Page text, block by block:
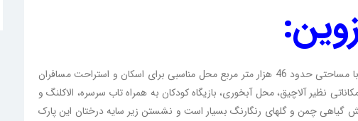
پارک الغدیر قزوین از پارک های قزوین است که با مساحتی حدود 46 هزار متر مربع محل مناسبی برای اسکان و استراحت مسافران
نظیر آلاچیق، محل آبخوری، بازیگاه کودکان به همراه تاب سرسره، الاکلنگ و
گیاهی چمن و گلهای رنگارنگ بسیار است و نشستن زیر سایه درختان‌ این پارک